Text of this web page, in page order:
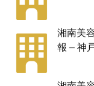
湘南美
報 – 神